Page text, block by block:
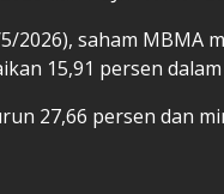
saham MBMA
15,91 persen
27,66 persen dan